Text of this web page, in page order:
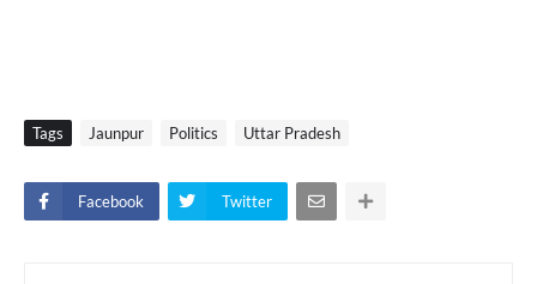
Tags Jaunpur Politics Uttar Pradesh
Facebook Twitter